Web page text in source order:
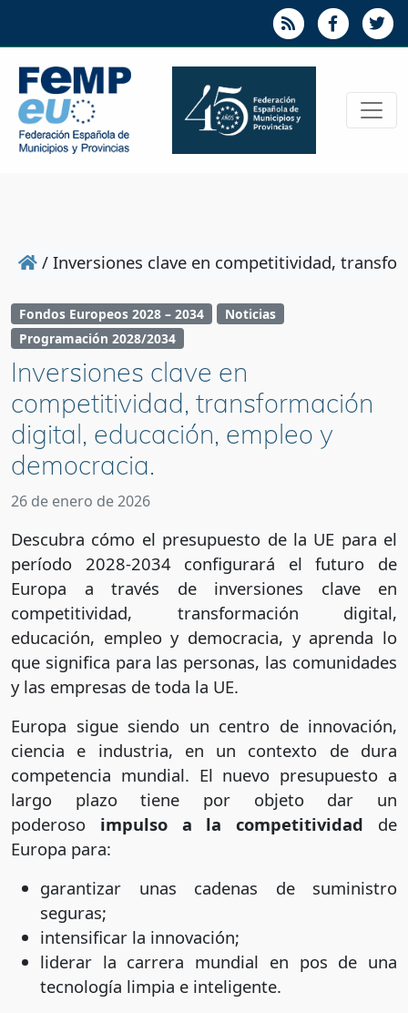
/ Inversiones clave en competitividad,
Fondos Europeos 2028 – 2034
Noticias
Programación 2028/2034
Inversiones clave en
competitividad, transformación
digital, educación, empleo y
democracia.
26 de enero de 2026
Descubra cómo el presupuesto de la UE para el
período 2028-2034 configurará el futuro de
Europa a través de inversiones clave en
competitividad, transformación digital,
educación, empleo y democracia, y aprenda lo
que significa para las personas, las comunidades
y las empresas de toda la UE.
Europa sigue siendo un centro de innovación,
ciencia e industria, en un contexto de dura
competencia mundial. El nuevo presupuesto a
largo plazo tiene por objeto dar un
poderoso impulso a la competitividad de
Europa para:
garantizar unas cadenas de suministro
seguras;
intensificar la innovación;
liderar la carrera mundial en pos de una
tecnología limpia e inteligente.